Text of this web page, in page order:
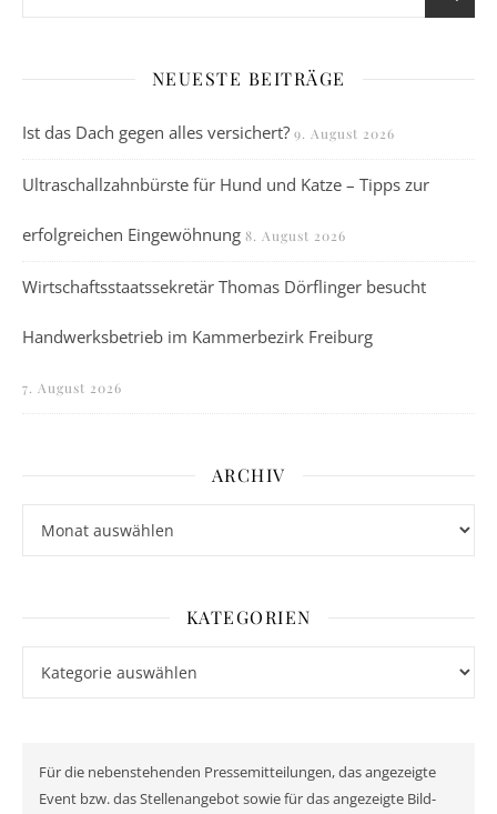
NEUESTE BEITRÄGE
Ist das Dach gegen alles versichert? 9. August 2026
Ultraschallzahnbürste für Hund und Katze – Tipps zur
erfolgreichen Eingewöhnung 8. August 2026
Wirtschaftsstaatssekretär Thomas Dörflinger besucht
Handwerksbetrieb im Kammerbezirk Freiburg
7. August 2026
ARCHIV
KATEGORIEN
Für die nebenstehenden Pressemitteilungen, das angezeigte
Event bzw. das Stellenangebot sowie für das angezeigte Bild-